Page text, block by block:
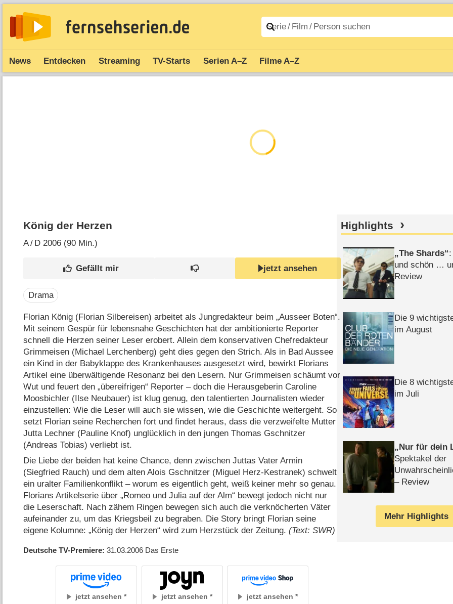
News Entdecken Streaming TV-Starts Serien A–Z Filme A–Z
König der Herzen
A/ D 2006 (90 Min.)
jetzt ansehen
Drama
Florian König (Florian Silbereisen) arbeitet als Jungredakteur beim „Ausseer Boten“.
Mit seinem Gespür für lebensnahe Geschichten hat der ambitionierte Reporter
schnell die Herzen seiner Leser erobert. Allein dem konservativen Chefredakteur
Grimmeisen (Michael Lerchenberg) geht dies gegen den Strich. Als in Bad Aussee
ein Kind in der Babyklappe des Krankenhauses ausgesetzt wird, bewirkt Florians
Artikel eine überwältigende Resonanz bei den Lesern. Nur Grimmeisen schäumt vor
Wut und feuert den „übereifrigen“ Reporter – doch die Herausgeberin Caroline
Moosbichler (Ilse Neubauer) ist klug genug, den talentierten Journalisten wieder
einzustellen: Wie die Leser will auch sie wissen, wie die Geschichte weitergeht. So
setzt Florian seine Recherchen fort und findet heraus, dass die verzweifelte Mutter
Jutta Lechner (Pauline Knof) unglücklich in den jungen Thomas Gschnitzer
(Andreas Tobias) verliebt ist.
Die Liebe der beiden hat keine Chance, denn zwischen Juttas Vater Armin
(Siegfried Rauch) und dem alten Alois Gschnitzer (Miguel Herz-Kestranek) schwelt
ein uralter Familienkonflikt – worum es eigentlich geht, weiß keiner mehr so genau.
Florians Artikelserie über „Romeo und Julia auf der Alm“ bewegt jedoch nicht nur
die Leserschaft. Nach zähem Ringen bewegen sich auch die verknöcherten Väter
aufeinander zu, um das Kriegsbeil zu begraben. Die Story bringt Florian seine
eigene Kolumne: „König der Herzen“ wird zum Herzstück der Zeitung.(Text: SWR)
Deutsche TV-Premiere 31.03.2006 Das Erste
jetzt ansehen jetzt ansehen jetzt ansehen
Highlights
The Shards
und schön …
Review
Die 9
im August
Die 8
im Juli
Nur für dein
Spektakel der
– Review
Mehr Highlights